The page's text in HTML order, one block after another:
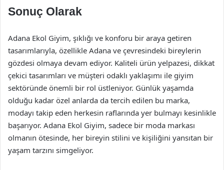
Sonuç Olarak
Adana Ekol Giyim, şıklığı ve konforu bir araya getiren
tasarımlarıyla, özellikle Adana ve çevresindeki bireylerin
gözdesi olmaya devam ediyor. Kaliteli ürün yelpazesi, dikkat
çekici tasarımları ve müşteri odaklı yaklaşımı ile giyim
sektöründe önemli bir rol üstleniyor. Günlük yaşamda
olduğu kadar özel anlarda da tercih edilen bu marka,
modayı takip eden herkesin raflarında yer bulmayı kesinlikle
başarıyor. Adana Ekol Giyim, sadece bir moda markası
olmanın ötesinde, her bireyin stilini ve kişiliğini yansıtan bir
yaşam tarzını simgeliyor.